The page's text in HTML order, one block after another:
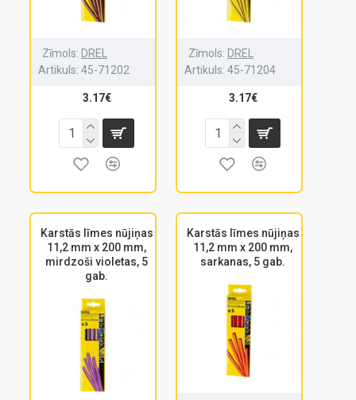
Zīmols: DREL
Artikuls: 45-71202
3.17€
Zīmols: DREL
Artikuls: 45-71204
3.17€
Karstās līmes nūjiņas
11,2 mm x 200 mm,
mirdzoši violetas, 5
gab.
Karstās līmes nūjiņas
11,2 mm x 200 mm,
sarkanas, 5 gab.